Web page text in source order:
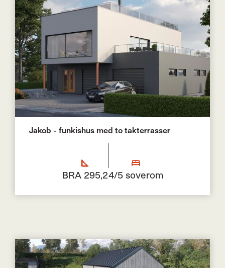
Jakob - funkishus med to takterrasser
BRA 295,24/5 soverom